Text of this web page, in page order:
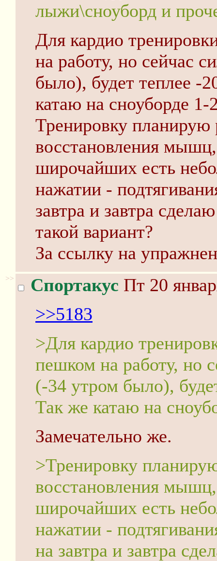
лыжи\сноуборд и
Для кардио
на работу, но сейчас
было), будет теплее -
катаю на сноуборде 1-
Тренировку планирую
восстановления
широчайших есть
нажатии -
завтра и завтра
такой вариант?
За ссылку на
>> Спортакус Пт 20
>>5183
>Для кардио
пешком на работу, но
(-34 утром было),
Так же катаю на
Замечательно же.
>Тренировку
восстановления
широчайших есть
нажатии -
на завтра и завтра